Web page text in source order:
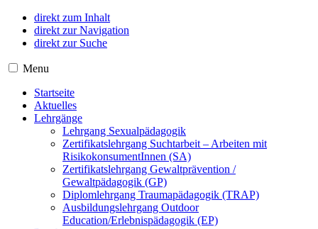
direkt zum Inhalt
direkt zur Navigation
direkt zur Suche
Menu
Startseite
Aktuelles
Lehrgänge
Lehrgang Sexualpädagogik
Zertifikatslehrgang Suchtarbeit – Arbeiten mit
RisikokonsumentInnen (SA)
Zertifikatslehrgang Gewaltprävention /
Gewaltpädagogik (GP)
Diplomlehrgang Traumapädagogik (TRAP)
Ausbildungslehrgang Outdoor
Education/Erlebnispädagogik (EP)